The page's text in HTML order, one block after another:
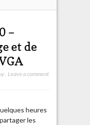
–
et de
, Leave a comment
heures
les